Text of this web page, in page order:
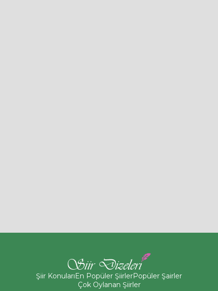
Şiir KonularıEn Popüler ŞiirlerPopüler Şairler
Çok Oylanan Şiirler